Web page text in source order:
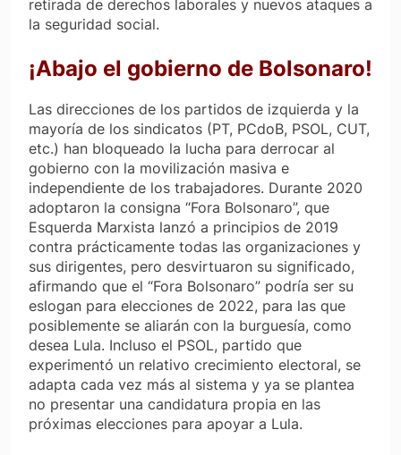
retirada de derechos laborales y nuevos ataques a
la seguridad social.
¡Abajo el gobierno de Bolsonaro!
Las direcciones de los partidos de izquierda y la
mayoría de los sindicatos (PT, PCdoB, PSOL, CUT,
etc.) han bloqueado la lucha para derrocar al
gobierno con la movilización masiva e
independiente de los trabajadores. Durante 2020
adoptaron la consigna “Fora Bolsonaro”, que
Esquerda Marxista lanzó a principios de 2019
contra prácticamente todas las organizaciones y
sus dirigentes, pero desvirtuaron su significado,
afirmando que el “Fora Bolsonaro” podría ser su
eslogan para elecciones de 2022, para las que
posiblemente se aliarán con la burguesía, como
desea Lula. Incluso el PSOL, partido que
experimentó un relativo crecimiento electoral, se
adapta cada vez más al sistema y ya se plantea
no presentar una candidatura propia en las
próximas elecciones para apoyar a Lula.